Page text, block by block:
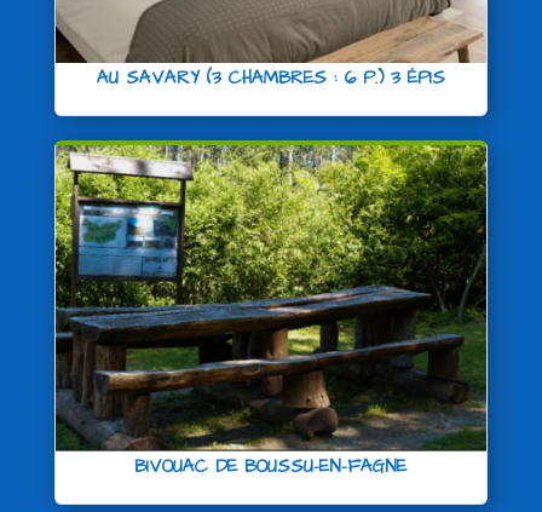
AU SAVARY (3 CHAMBRES : 6 P.) 3 ÉPIS
BIVOUAC DE BOUSSU-EN-FAGNE